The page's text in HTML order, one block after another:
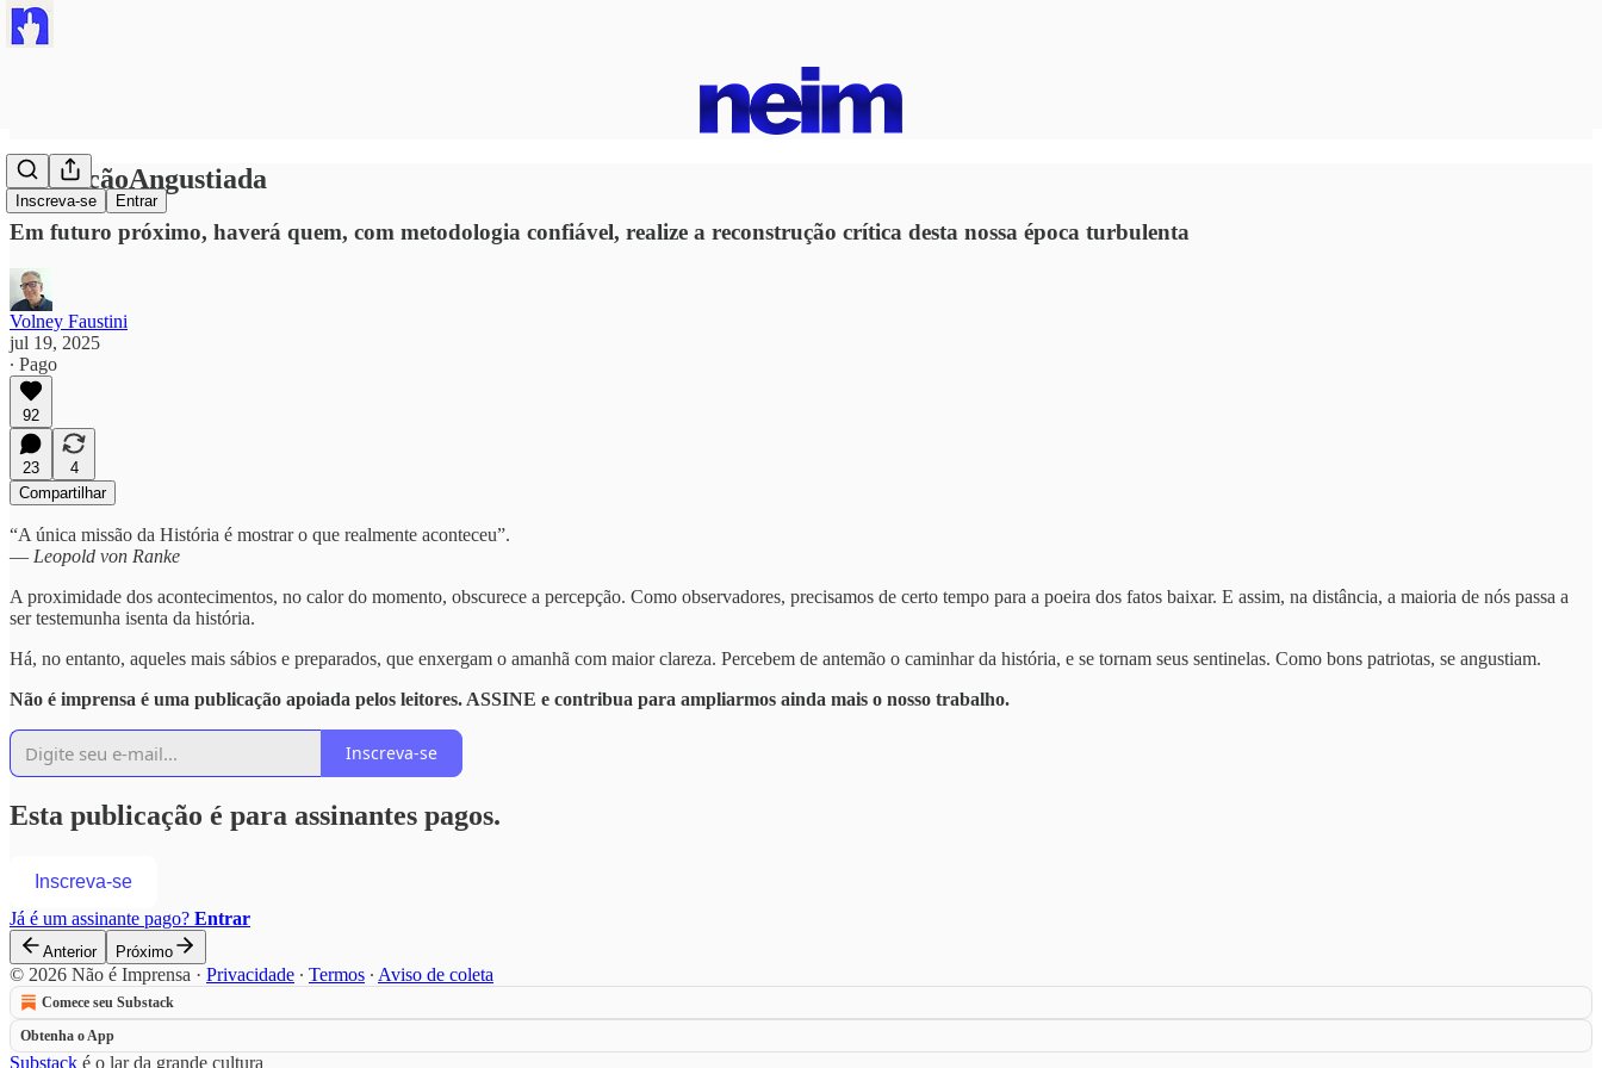
Inscreva-se Entrar
#GeraçãoAngustiada
Em futuro próximo, haverá quem, com metodologia confiável, realize a reconstrução crítica desta nossa época turbulenta
Volney Faustini
jul 19, 2025
∙ Pago
92
23
4
Compartilhar
“A única missão da História é mostrar o que realmente aconteceu”.
— Leopold von Ranke
A proximidade dos acontecimentos, no calor do momento, obscurece a percepção. Como observadores, precisamos de certo tempo para a poeira dos fatos baixar. E assim, na distância, a maioria de nós passa a
ser testemunha isenta da história.
Há, no entanto, aqueles mais sábios e preparados, que enxergam o amanhã com maior clareza. Percebem de antemão o caminhar da história, e se tornam seus sentinelas. Como bons patriotas, se angustiam.
Não é imprensa é uma publicação apoiada pelos leitores. ASSINE e contribua para ampliarmos ainda mais o nosso trabalho.
Inscreva-se
Esta publicação é para assinantes pagos.
Inscreva-se
Já é um assinante pago? Entrar
Anterior Próximo
© 2026 Não é Imprensa · Privacidade ∙ Termos ∙ Aviso de coleta
Comece seu Substack
Obtenha o App
Substack é o lar da grande cultura